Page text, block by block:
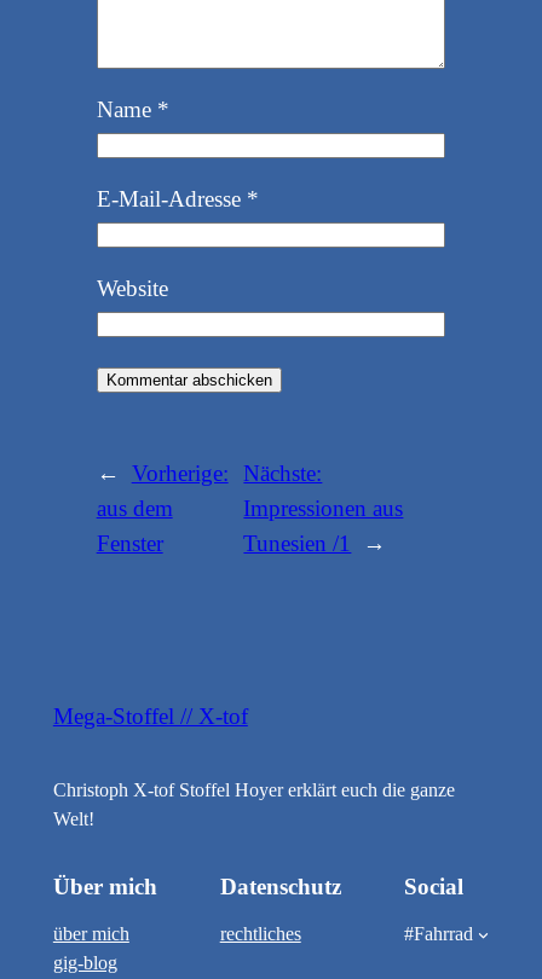
Name *
E-Mail-Adresse *
Website
←
Vorherige:
aus dem
Fenster
Nächste:
Impressionen aus
Tunesien /1
→
Mega-Stoffel // X-tof
Christoph X-tof Stoffel Hoyer erklärt euch die ganze
Welt!
Über mich
über mich
gig-blog
Datenschutz
rechtliches
Social
#Fahrrad